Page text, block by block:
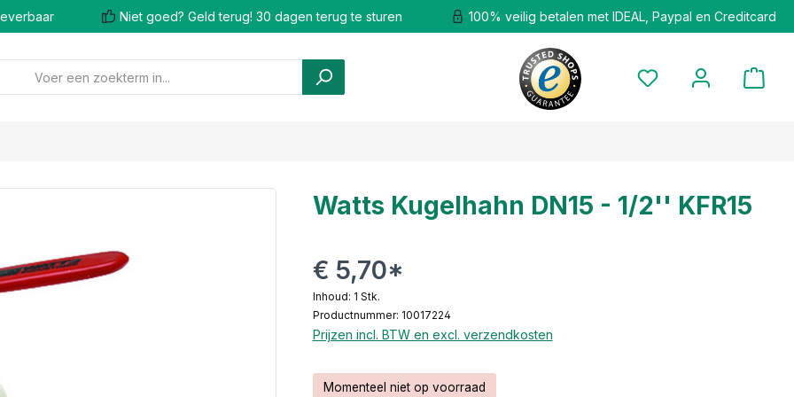
Niet goed? Geld terug! 30 dagen terug te sturen 100% veilig betalen met IDEAL, Paypal en Creditcard
Watts Kugelhahn DN15 - 1/2'' KFR15
€ 5,70*
Inhoud: 1 Stk.
Productnummer: 10017224
Prijzen incl. BTW en excl. verzendkosten
Momenteel niet op voorraad